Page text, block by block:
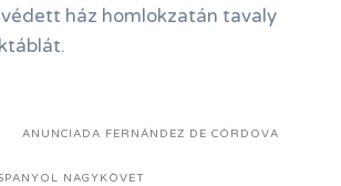
ház homlokzatán tavaly
ANUNCIADA FERNÁNDEZ DE CÓRDOVA
NAGYKÖVET